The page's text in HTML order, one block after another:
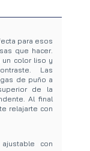
para esos
que hacer.
un color liso y
Las
de puño a
de la
Al final
relajarte con
con